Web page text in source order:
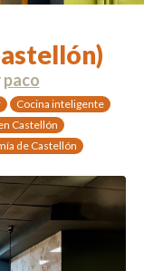
paco
Cocina inteligente
Castellón
de Castellón